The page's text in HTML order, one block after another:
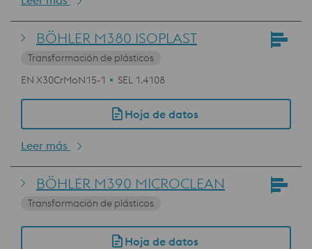
BÖHLER M380 ISOPLAST
Transformación de plásticos
EN X30CrMoN15-1
SEL 1.4108
Hoja de datos
Leer más
BÖHLER M390 MICROCLEAN
Transformación de plásticos
Hoja de datos